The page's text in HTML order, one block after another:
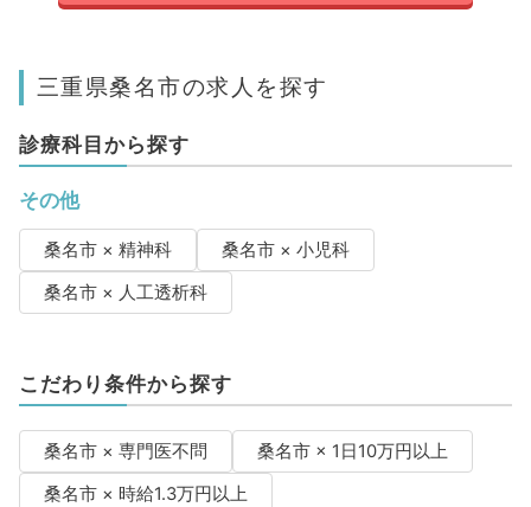
三重県桑名市の求人を探す
診療科目から探す
その他
桑名市 × 精神科
桑名市 × 小児科
桑名市 × 人工透析科
こだわり条件から探す
桑名市 × 専門医不問
桑名市 × 1日10万円以上
桑名市 × 時給1.3万円以上